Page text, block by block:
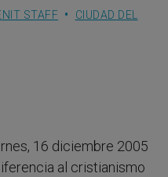
STAFF
CIUDAD DEL
16 diciembre 2005
al cristianismo